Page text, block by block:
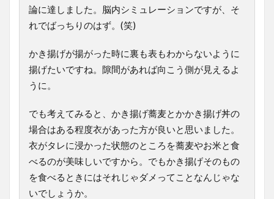
論に達しました。脳内シミュレーションですが、そ
れでばっちりのはず。(笑)
かき揚げが揚がった時に裏も表もわからないように
揚げたいですね。隙間があれば向こう側が見えるよ
うに。
でも考えてみると、かき揚げ蕎麦とかかき揚げ丼の
場合はある程度衣があった方が良いと思いました。
衣がタレに浸かった状態のところを蕎麦やお米と食
べるのが美味しいですから。でもかき揚げそのもの
を食べるときにはそれじゃダメってことなんじゃな
いでしょうか。